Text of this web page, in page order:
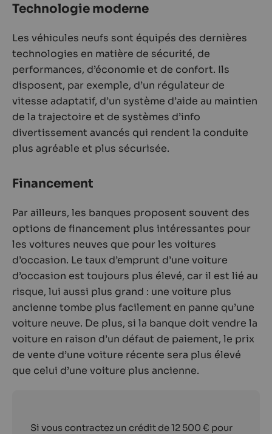
Technologie moderne
Les véhicules neufs sont équipés des dernières
technologies en matière de sécurité, de
performances, d’économie et de confort. Ils
disposent, par exemple, d’un régulateur de
vitesse adaptatif, d’un système d’aide au maintien
de la trajectoire et de systèmes d’info
divertissement avancés qui rendent la conduite
plus agréable et plus sécurisée.
Financement
Par ailleurs, les banques proposent souvent des
options de financement plus intéressantes pour
les voitures neuves que pour les voitures
d’occasion. Le taux d’emprunt d’une voiture
d’occasion est toujours plus élevé, car il est lié au
risque, lui aussi plus grand : une voiture plus
ancienne tombe plus facilement en panne qu’une
voiture neuve. De plus, si la banque doit vendre la
voiture en raison d’un défaut de paiement, le prix
de vente d’une voiture récente sera plus élevé
que celui d’une voiture plus ancienne.
Si vous contractez un crédit de 12 500 € pour